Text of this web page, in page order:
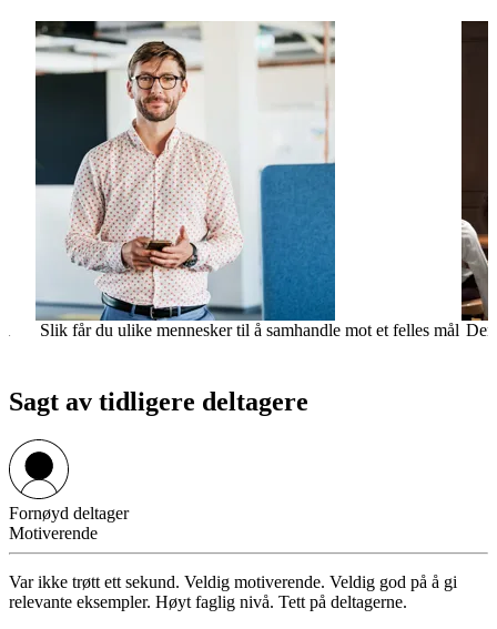
Slik får du ulike mennesker til å samhandle mot et felles mål
Sagt av tidligere deltagere
Fornøyd deltager
Motiverende
Var ikke trøtt ett sekund. Veldig motiverende. Veldig god på å gi
relevante eksempler. Høyt faglig nivå. Tett på deltagerne.